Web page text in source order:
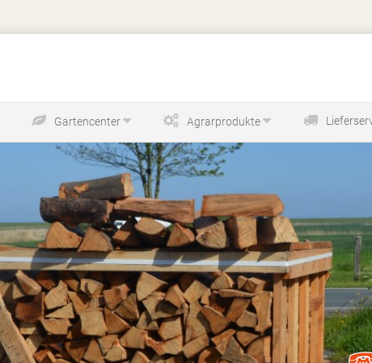
Gartencenter Agrarprodukte